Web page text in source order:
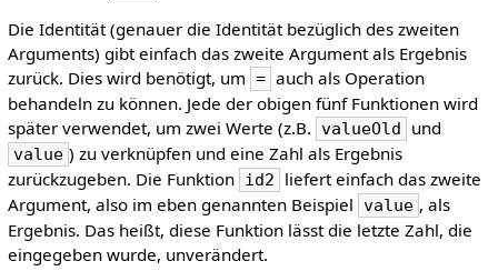
Die Identität (genauer die Identität bezüglich des zweiten
Arguments) gibt einfach das zweite Argument als Ergebnis
zurück. Dies wird benötigt, um = auch als Operation
behandeln zu können. Jede der obigen fünf Funktionen wird
später verwendet, um zwei Werte (z.B. valueOld und
value ) zu verknüpfen und eine Zahl als Ergebnis
zurückzugeben. Die Funktion id2
liefert einfach das zweite
Argument, also im eben genannten Beispiel value , als
Ergebnis. Das heißt, diese Funktion lässt die letzte Zahl, die
eingegeben wurde, unverändert.